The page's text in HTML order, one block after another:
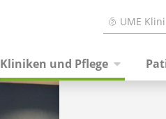
UME
Kliniken und Pflege